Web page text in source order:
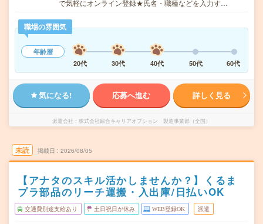
で気軽にオンライン登録★氏名・職種などを入力す…
職場の雰囲気
年齢層
20代
30代 40代 50代 60代
気になる! 応募へ進む 詳しく見る
派遣会社 株式会社綜合キャリアオプション 製造事業部（全国）
未読 掲載日 2026/08/05
【アナタのスキル活かしませんか？】くるま
プラ部品のリーチ運搬・入出庫/日払いOK
交通費別途支給あり 土日祝日が休み WEB登録OK 派遣